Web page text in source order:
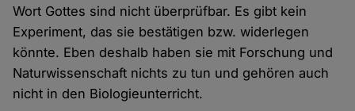
Wort Gottes sind nicht überprüfbar. Es gibt kein
Experiment, das sie bestätigen bzw. widerlegen
könnte. Eben deshalb haben sie mit Forschung und
Naturwissenschaft nichts zu tun und gehören auch
nicht in den Biologieunterricht.